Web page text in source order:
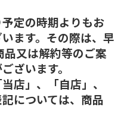
定の時期よりもお
ます。その際は、早
又は解約等のご案
ざいます。
店」、「自店」、
については、商品